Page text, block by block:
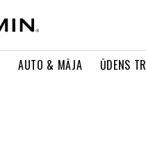
AUTO & MĀJA ŪDENS